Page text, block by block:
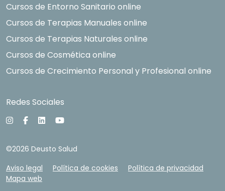
Cursos de Entorno Sanitario online
Cursos de Terapias Manuales online
Cursos de Terapias Naturales online
Cursos de Cosmética online
Cursos de Crecimiento Personal y Profesional online
Redes Sociales
©2026 Deusto Salud
Aviso legal
Política de cookies
Política de privacidad
Mapa web